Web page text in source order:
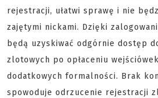
rejestracji, ułatwi sprawę i nie
zajętymi nickami. Dzięki
będą uzyskiwać odgórnie dostęp
zlotowych po opłaceniu
dodatkowych formalności. Brak
spowoduje odrzucenie rejestracji